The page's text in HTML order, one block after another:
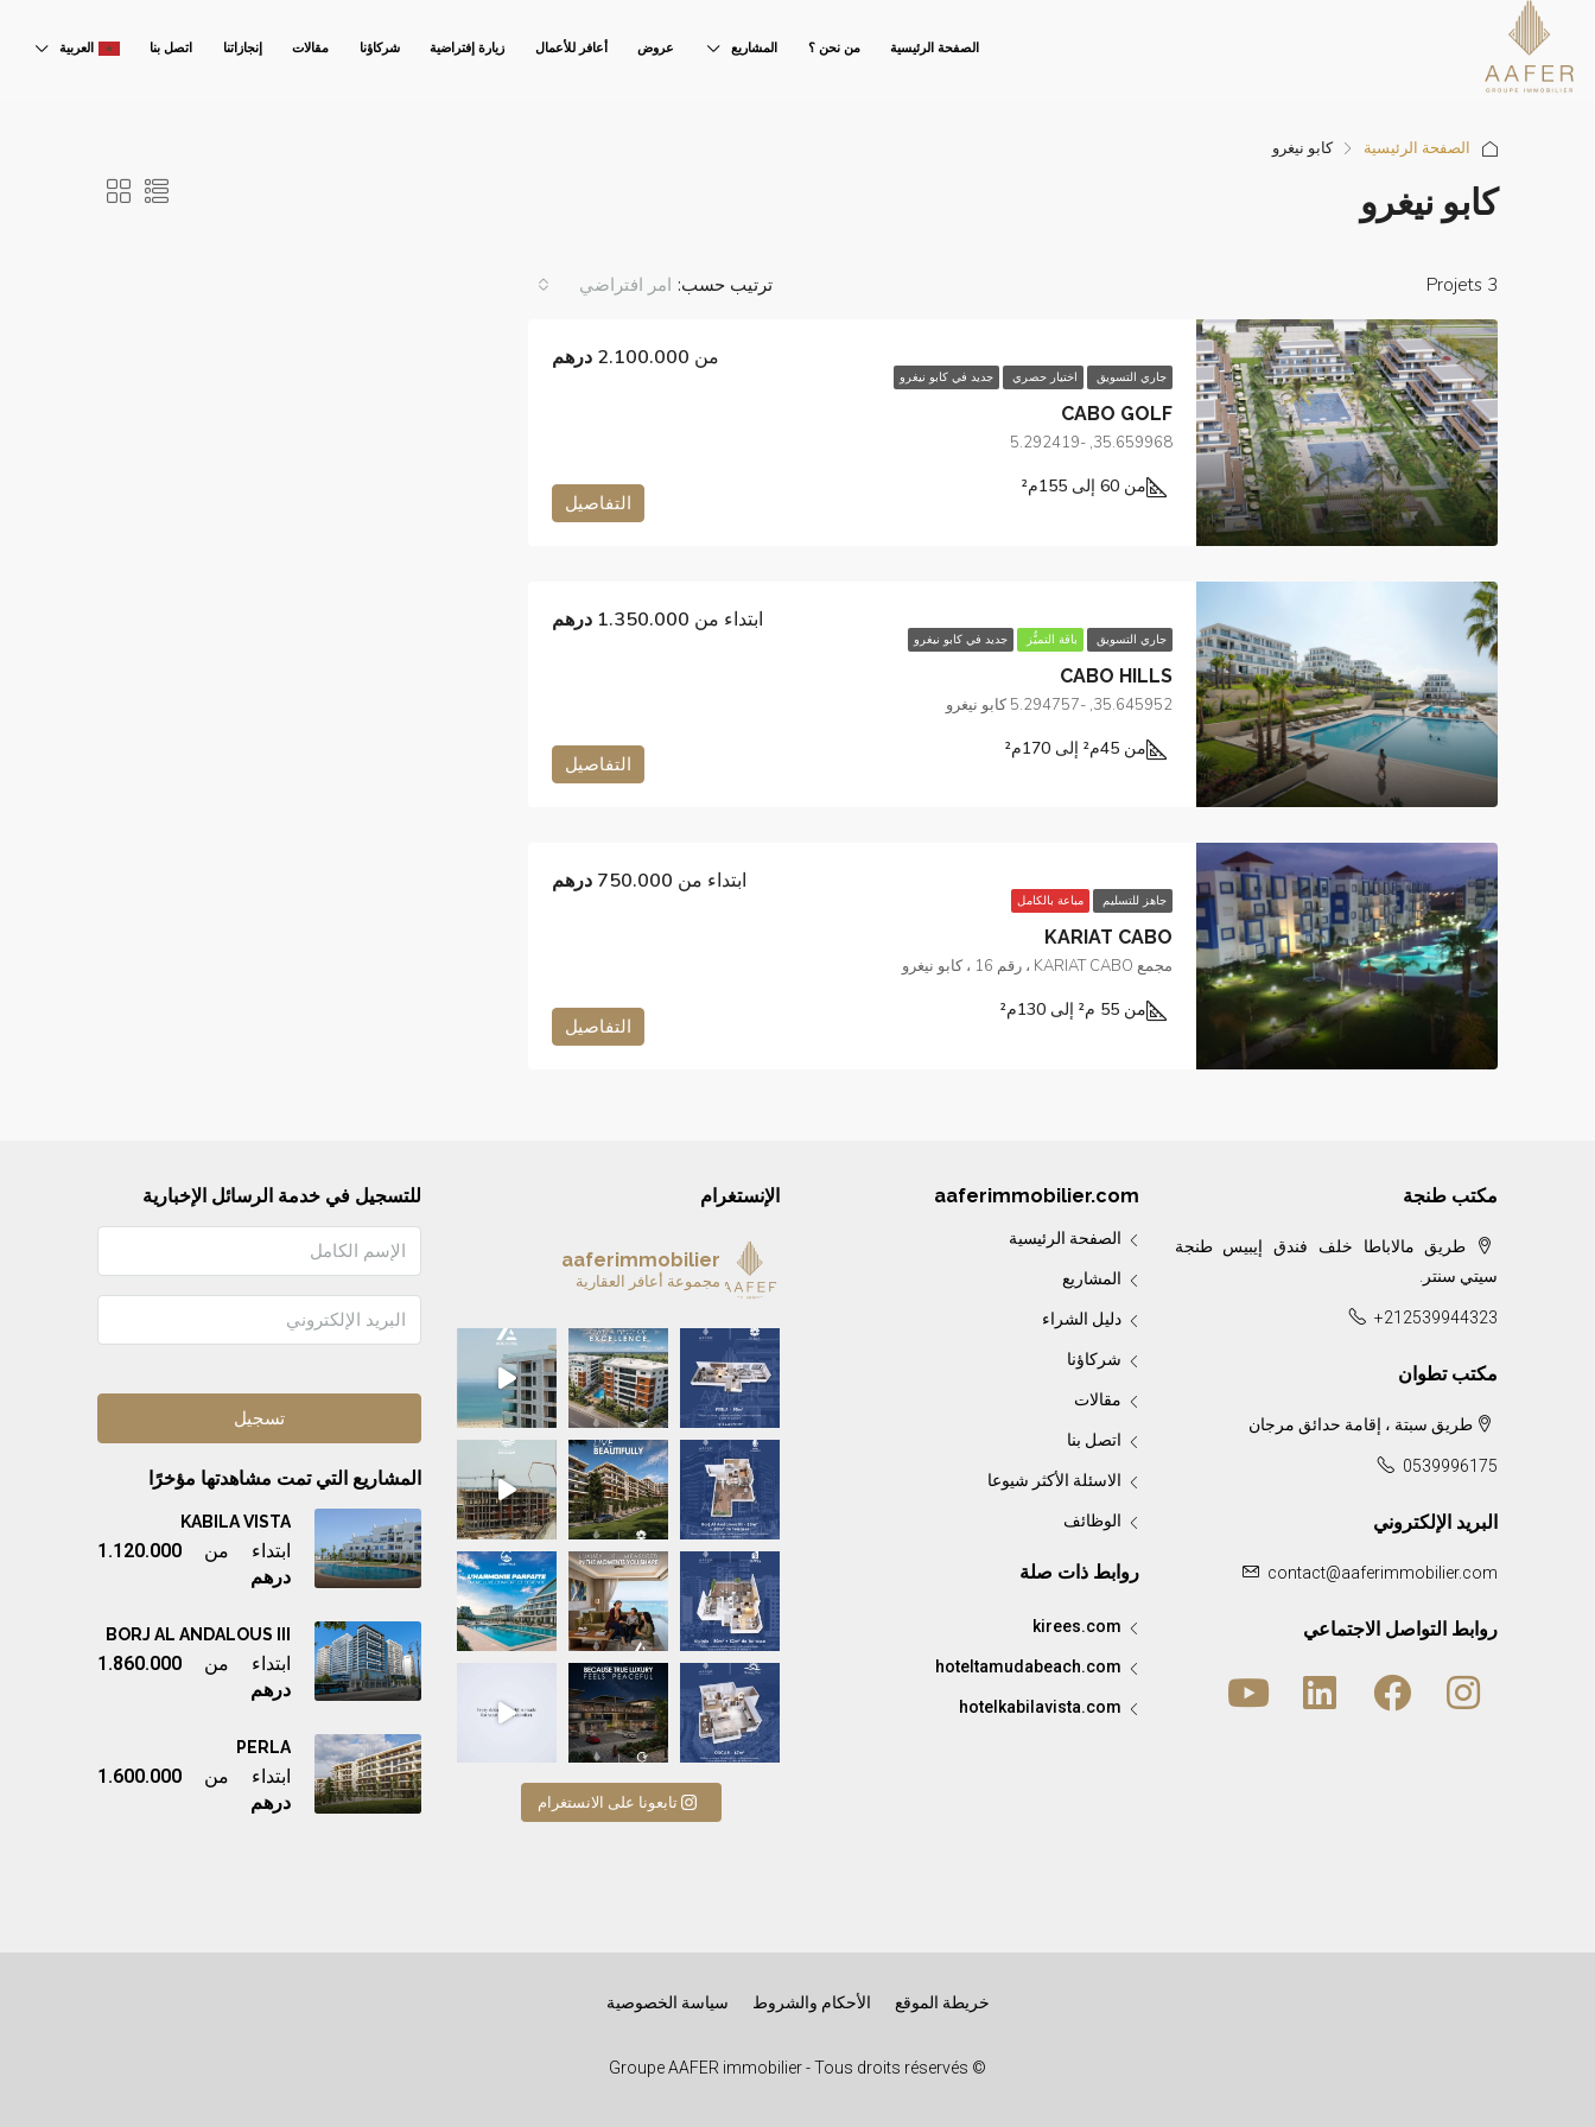
الصفحة الرئيسية من نحن ؟ المشاريع عروض أعافر للأعمال زيارة إفتراضية شركاؤنا مقالات إنجازاتنا اتصل بنا العربية
الصفحة الرئيسية كابو نيغرو
كابو نيغرو
3 Projets ترتيب حسب: امر افتراضي
جاري التسويق اختيار حصري جديد في كابو نيغرو
CABO GOLF
من 2.100.000 درهم
35.659968, -5.292419
من 60 إلى 155 م²
التفاصيل
جاري التسويق باقة التميُّز جديد في كابو نيغرو
CABO HILLS
ابتداء من 1.350.000 درهم
35.645952, -5.294757 كابو نيغرو
من 45م² إلى 170م²
التفاصيل
جاهز للتسليم مباعة بالكامل
KARIAT CABO
ابتداء من 750.000 درهم
مجمع KARIAT CABO ، رقم 16 ، كابو نيغرو
من 55 م² إلى 130 م²
التفاصيل
مكتب طنجة
طريق مالاباطا خلف فندق إيبيس طنجة
سيتي سنتر.
+212539944323
مكتب تطوان
طريق سبتة ، إقامة حدائق مرجان
0539996175
البريد الإلكتروني
contact@aaferimmobilier.com
روابط التواصل الاجتماعي
aaferimmobilier.com
الصفحة الرئيسية
المشاريع
دليل الشراء
شركاؤنا
مقالات
اتصل بنا
الاسئلة الأكثر شيوعا
الوظائف
روابط ذات صلة
kirees.com
hoteltamudabeach.com
hotelkabilavista.com
الإنستغرام
aaferimmobilier
مجموعة أعافر العقارية
A remarkable home is more than a place to live—i
BORJ AL ANDALOUS III — L’élégance au ser
A beautiful life begins with the place you call ho
The most valuable moments are the ones lived toget
Parce que le véritable haut standing ne se résum
À la Résidence OSCAR, chaque appartement a été
CABO GOLF — Where Mediterranean elegance mee
Behind every residence, there are hands that build
تابعونا على الانستغرام
للتسجيل في خدمة الرسائل الإخبارية
المشاريع التي تمت مشاهدتها مؤخرًا
KABILA VISTA
ابتداء من 1.120.000
درهم
BORJ AL ANDALOUS III
ابتداء من 1.860.000
درهم
PERLA
ابتداء من 1.600.000
درهم
خريطة الموقع الأحكام والشروط سياسة الخصوصية
© Groupe AAFER immobilier - Tous droits réservés